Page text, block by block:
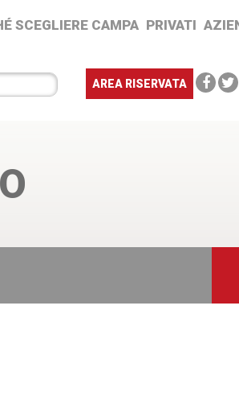
SCEGLIERE CAMPA PRIVATI
AREA RISERVATA